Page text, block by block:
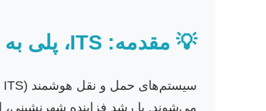
💡 مقدمه: ITS، پلی به سوی آینده هوشمند